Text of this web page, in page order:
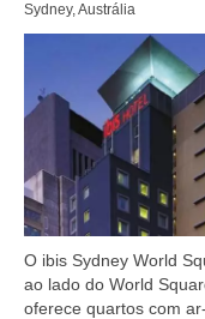
Sydney, Austrália
O ibis Sydney World
ao lado do World
oferece quartos com